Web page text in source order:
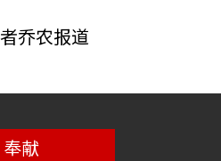
乔农报道
奉献